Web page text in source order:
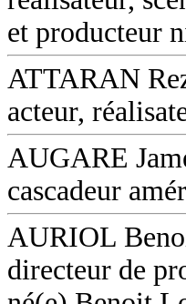
et producteur
ATTARAN
acteur,
AUGARE
cascadeur
AURIOL
directeur de